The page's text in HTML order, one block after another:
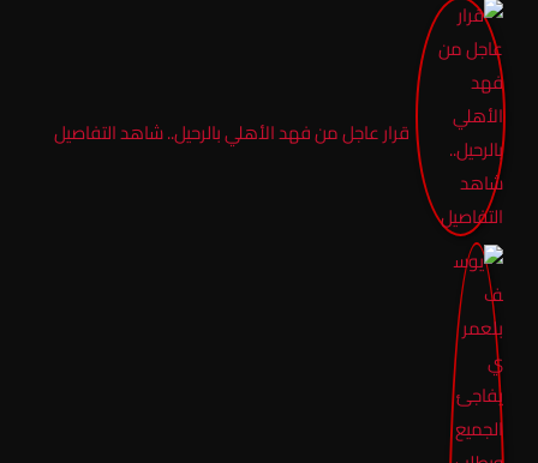
قرار عاجل من فهد الأهلي بالرحيل.. شاهد التفاصيل